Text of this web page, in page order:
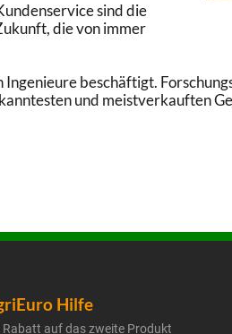
sind die
die von immer
beschäftigt.
und meistverkauften
Hilfe
Rabatt auf das zweite Produkt